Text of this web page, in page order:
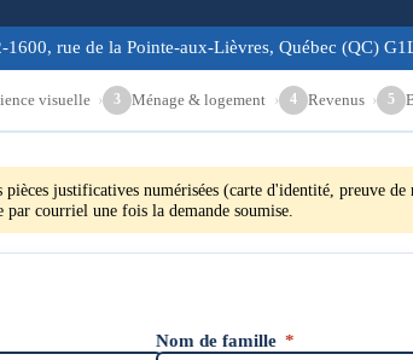
rue de la Pointe-aux-Lièvres, Québec (QC)
visuelle 3 Ménage & logement 4 Revenus 5
justificatives numérisées (carte d'identité, preuve
courriel une fois la demande soumise.
Nom de famille *